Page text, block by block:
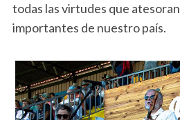
todas las virtudes que
importantes de nuestro país.